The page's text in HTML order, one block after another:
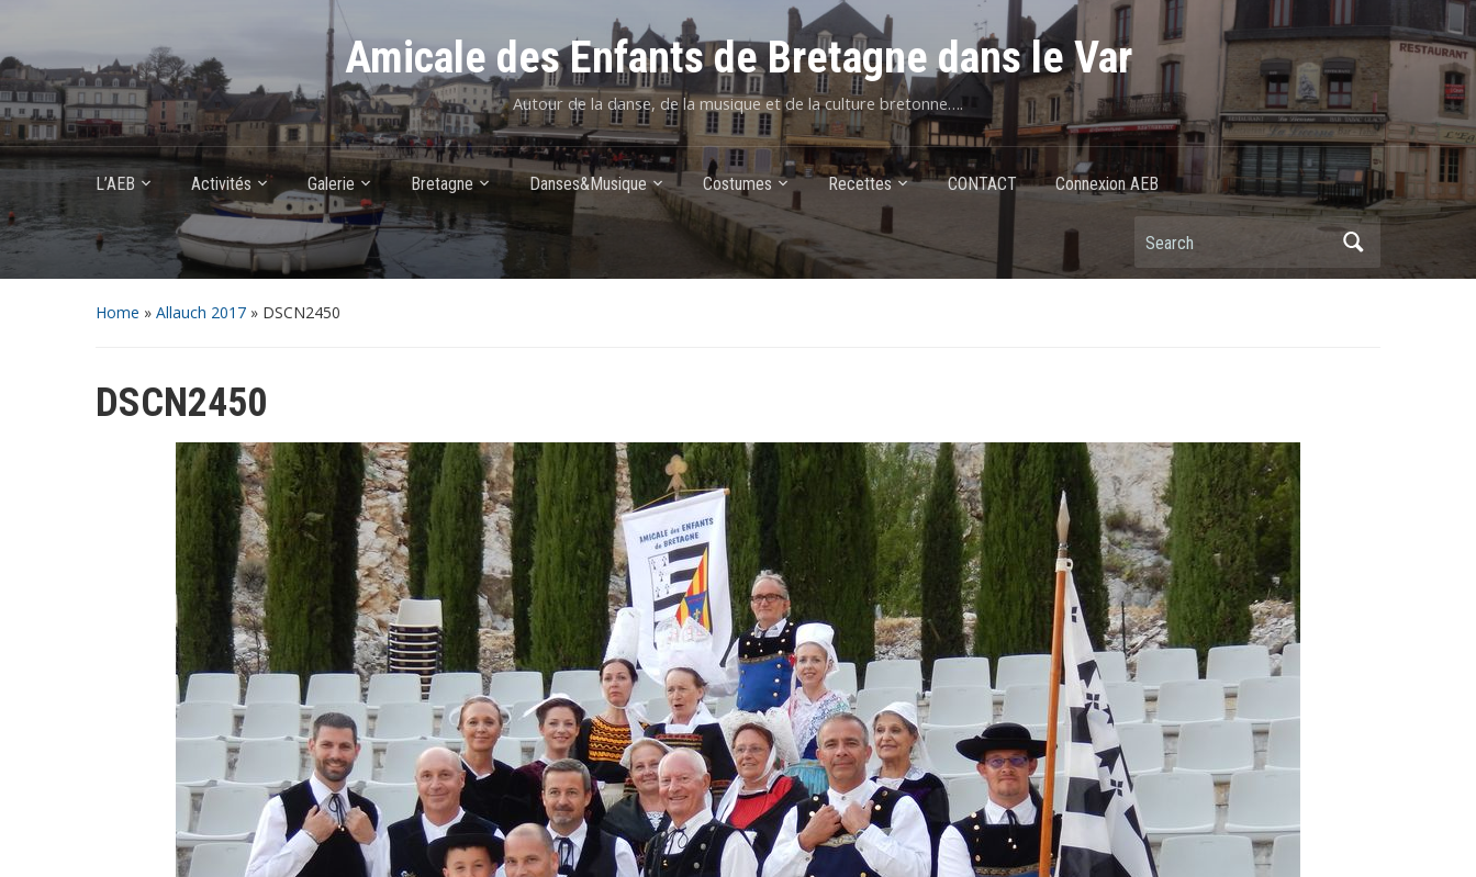
Amicale des Enfants de Bretagne dans le Var
Autour de la danse, de la musique et de la culture bretonne….
L’AEB Activités Galerie Bretagne Danses&Musique Costumes Recettes CONTACT Connexion AEB
Home » Allauch 2017 » DSCN2450
DSCN2450